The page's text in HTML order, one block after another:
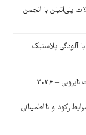
پلی‌اتیلن با انجمن
آلودگی پلاستیک –
– 2026
رکود و نااطمینانی